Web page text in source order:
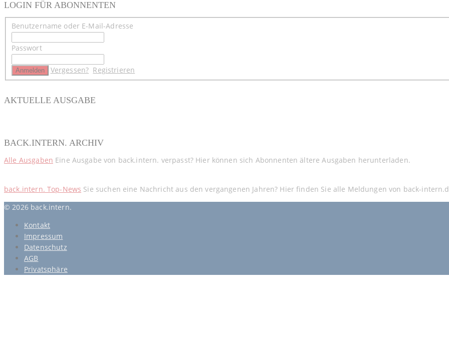
LOGIN FÜR ABONNENTEN
Benutzername oder E-Mail-Adresse
Passwort
Vergessen? Registrieren
AKTUELLE AUSGABE
BACK.INTERN. ARCHIV
Alle Ausgaben Eine Ausgabe von back.intern. verpasst? Hier können sich Abonnenten ältere Ausgaben herunterladen.
back.intern. Top-News Sie suchen eine Nachricht aus den vergangenen Jahren? Hier finden Sie alle Meldungen von back-
© 2026 back.intern.
Kontakt
Impressum
Datenschutz
AGB
Privatsphäre